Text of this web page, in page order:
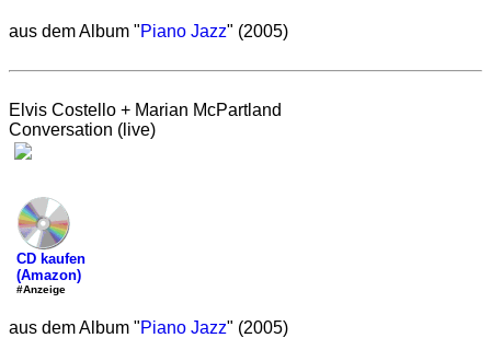
aus dem Album "Piano Jazz" (2005)
Elvis Costello + Marian McPartland
Conversation (live)
CD kaufen
(Amazon)
#Anzeige
aus dem Album "Piano Jazz" (2005)